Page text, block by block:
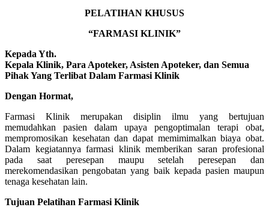
PELATIHAN KHUSUS
“FARMASI KLINIK”
Kepada Yth.
Kepala Klinik, Para Apoteker, Asisten Apoteker, dan Semua
Pihak Yang Terlibat Dalam Farmasi Klinik
Dengan Hormat,
Farmasi Klinik merupakan disiplin ilmu yang bertujuan
memudahkan pasien dalam upaya pengoptimalan terapi obat,
mempromosikan kesehatan dan dapat memimimalkan biaya obat.
Dalam kegiatannya farmasi klinik memberikan saran profesional
pada saat peresepan maupu setelah peresepan dan
merekomendasikan pengobatan yang baik kepada pasien maupun
tenaga kesehatan lain.
Tujuan Pelatihan Farmasi Klinik